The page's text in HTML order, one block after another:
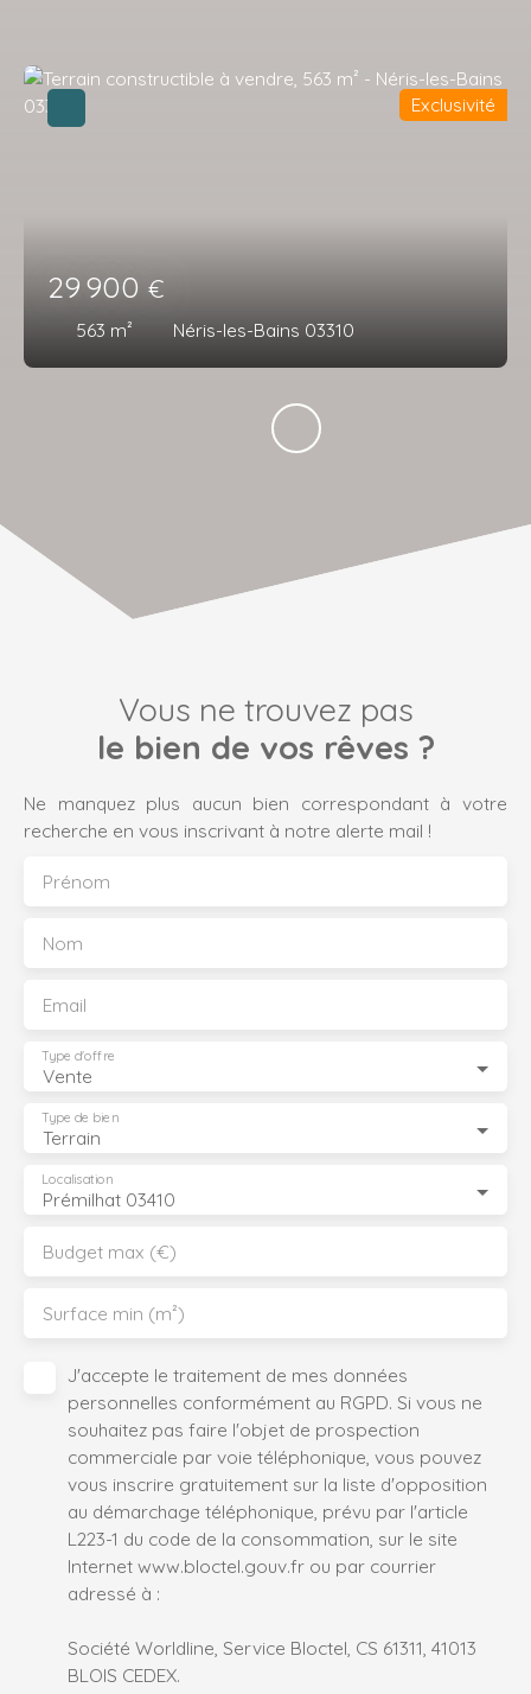
29 900 €
563 m² Néris-les-Bains 03310
Exclusivité
Vous ne trouvez pas
le bien de vos rêves ?
Ne manquez plus aucun bien correspondant à votre
recherche en vous inscrivant à notre alerte mail !
Prénom
Nom
Email
Vente
Type d'offre
Terrain
Type de bien
Prémilhat 03410
Localisation
Budget max (€)
Surface min (m²)
J'accepte le traitement de mes données
personnelles conformément au RGPD. Si vous ne
souhaitez pas faire l'objet de prospection
commerciale par voie téléphonique, vous pouvez
vous inscrire gratuitement sur la liste d'opposition
au démarchage téléphonique, prévu par l'article
L223-1 du code de la consommation, sur le site
Internet www.bloctel.gouv.fr ou par courrier
adressé à :
Société Worldline, Service Bloctel, CS 61311, 41013
BLOIS CEDEX.